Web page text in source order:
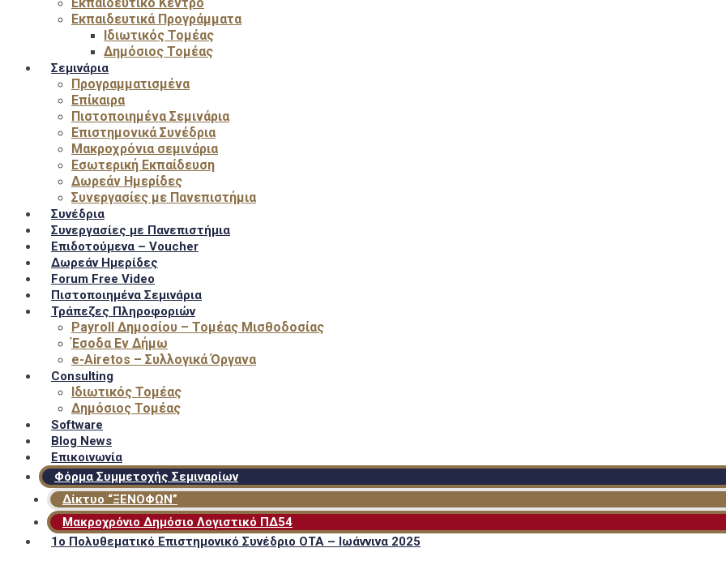
Εκπαιδευτικά Προγράμματα
Ιδιωτικός Τομέας
Δημόσιος Τομέας
Σεμινάρια
Προγραμματισμένα
Επίκαιρα
Πιστοποιημένα Σεμινάρια
Επιστημονικά Συνέδρια
Μακροχρόνια σεμινάρια
Εσωτερική Εκπαίδευση
Δωρεάν Ημερίδες
Συνεργασίες με Πανεπιστήμια
Συνέδρια
Συνεργασίες με Πανεπιστήμια
Επιδοτούμενα – Voucher
Δωρεάν Ημερίδες
Forum Free Video
Πιστοποιημένα Σεμινάρια
Τράπεζες Πληροφοριών
Payroll Δημοσίου – Τομέας Μισθοδοσίας
Έσοδα Εν Δήμω
e-Airetos – Συλλογικά Όργανα
Consulting
Ιδιωτικός Τομέας
Δημόσιος Τομέας
Software
Blog News
Επικοινωνία
Φόρμα Συμμετοχής Σεμιναρίων
Δίκτυο “ΞΕΝΟΦΩΝ”
Μακροχρόνιο Δημόσιο Λογιστικό ΠΔ54
1ο Πολυθεματικό Επιστημονικό Συνέδριο ΟΤΑ – Ιωάννινα 2025